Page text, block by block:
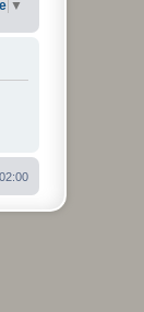
▼